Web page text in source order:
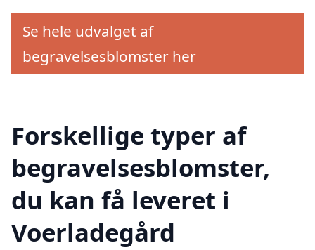
Se hele udvalget af
begravelsesblomster her
Forskellige typer af
begravelsesblomster,
du kan få leveret i
Voerladegård